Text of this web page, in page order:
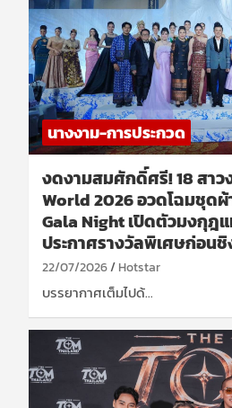
นางงาม-การประกวด
งดงามสมศักดิ์ศรี! 18 สาว
World 2026 อวดโฉมชุดผ้
Gala Night เปิดตัวมงกุฎ
ประกาศรางวัลพิเศษก่อน
22/07/2026 Hotstar
บรรยากาศเต็มไปด้…